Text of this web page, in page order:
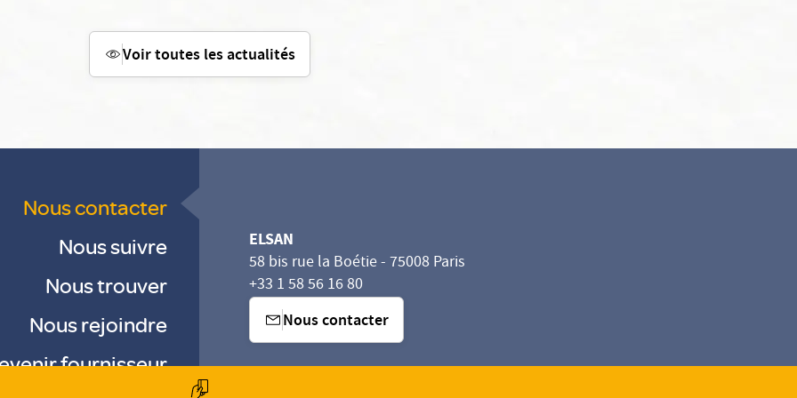
Voir toutes les actualités
Nous contacter
Nous suivre
Nous trouver
Nous rejoindre
fournisseur
ELSAN
58 bis rue la Boétie - 75008 Paris
+33 1 58 56 16 80
Nous contacter